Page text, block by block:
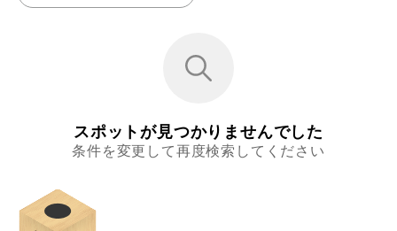
スポットが見つかりませんでした
条件を変更して再度検索してください